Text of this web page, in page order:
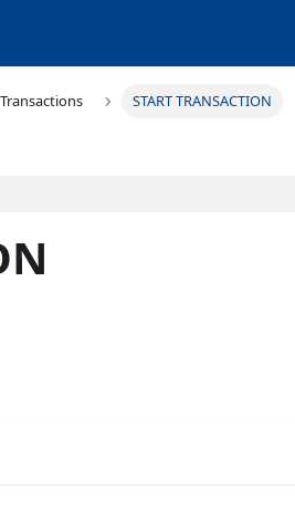
Transactions START TRANSACTION